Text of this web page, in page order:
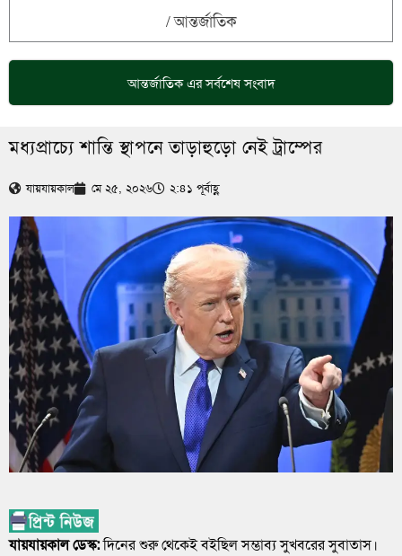
/আন্তর্জাতিক
আন্তর্জাতিকএর সর্বশেষ সংবাদ
মধ্যপ্রাচ্যে শান্তি স্থাপনে তাড়াহুড়ো নেই ট্রাম্পের
যায়যায়কাল মে ২৫, ২০২৬ ২:৪১ পূর্বাহ্ণ
যায়যায়কাল ডেস্ক:দিনের শুরু থেকেই বইছিল সম্ভাব্য সুখবরের সুবাতাস।